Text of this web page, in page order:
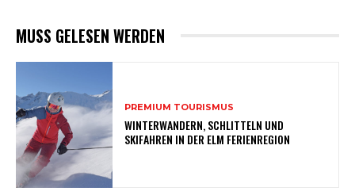
MUSS GELESEN WERDEN
PREMIUM TOURISMUS
WINTERWANDERN, SCHLITTELN UND
SKIFAHREN IN DER ELM FERIENREGION